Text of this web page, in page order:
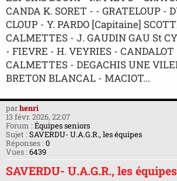
CANDA K. SORET - - GRATELOUP -
CLOUP - Y. PARDO [Capitaine]
CALMETTES - J. GAUDIN GAU St
- FIEVRE - H. VEYRIES -
CALMETTES - DEGACHIS UNE
BRETON BLANCAL - MACIOT...
parhenri
13 févr. 2026, 22:07
Forum : Équipes seniors
Sujet : SAVERDU- U.A.G.R., les équipes
Réponses : 0
Vues : 6439
SAVERDU- U.A.G.R., les équipes